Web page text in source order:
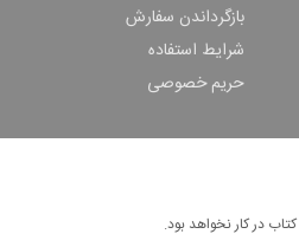
بازگرداندن سفارش
شرایط استفاده
حریم خصوصی
در کار نخواهد بود.